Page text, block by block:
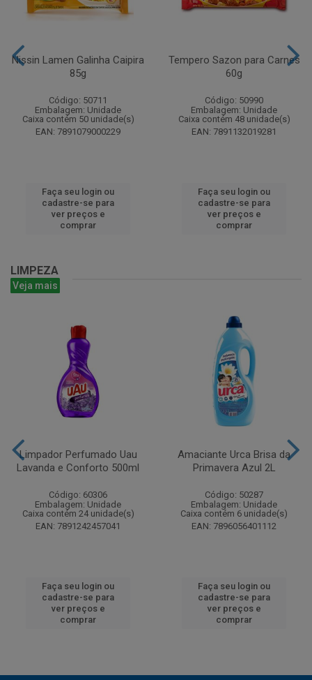
Nissin Lamen Galinha Caipira
85g
Código: 50711
Embalagem: Unidade
Caixa contém 50 unidade(s)
EAN: 7891079000229
Faça seu login ou
cadastre-se para
ver preços e
comprar
Tempero Sazon para Carnes
60g
Código: 50990
Embalagem: Unidade
Caixa contém 48 unidade(s)
EAN: 7891132019281
Faça seu login ou
cadastre-se para
ver preços e
comprar
LIMPEZA
Veja mais
Limpador Perfumado Uau
Lavanda e Conforto 500ml
Código: 60306
Embalagem: Unidade
Caixa contém 24 unidade(s)
EAN: 7891242457041
Faça seu login ou
cadastre-se para
ver preços e
comprar
Amaciante Urca Brisa da
Primavera Azul 2L
Código: 50287
Embalagem: Unidade
Caixa contém 6 unidade(s)
EAN: 7896056401112
Faça seu login ou
cadastre-se para
ver preços e
comprar